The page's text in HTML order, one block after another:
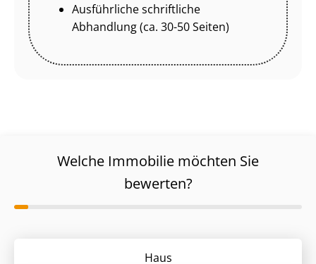
Ausführliche schriftliche
Abhandlung (ca. 30-50 Seiten)
Welche Immobilie möchten Sie
bewerten?
Haus